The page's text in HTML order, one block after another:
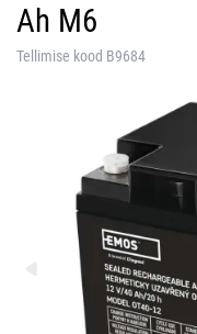
Ah M6
Tellimise kood B9684